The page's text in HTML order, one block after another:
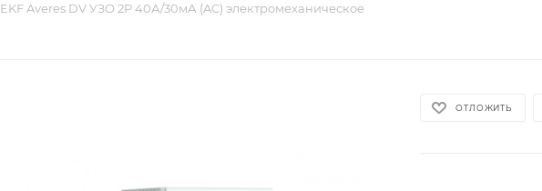
EKF Averes DV УЗО 2P 40А/30мА (AC) электромеханическое
ОТЛОЖИТЬ